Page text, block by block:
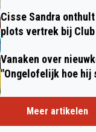
Cisse Sandra
plots vertrek bij Club
Vanaken over
"Ongelofelijk hoe hij
Meer artikelen